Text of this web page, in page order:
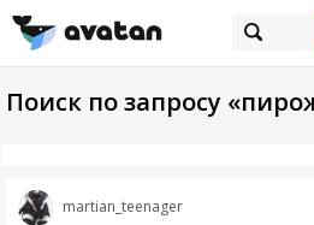
Поиск по запросу
martian_teenager